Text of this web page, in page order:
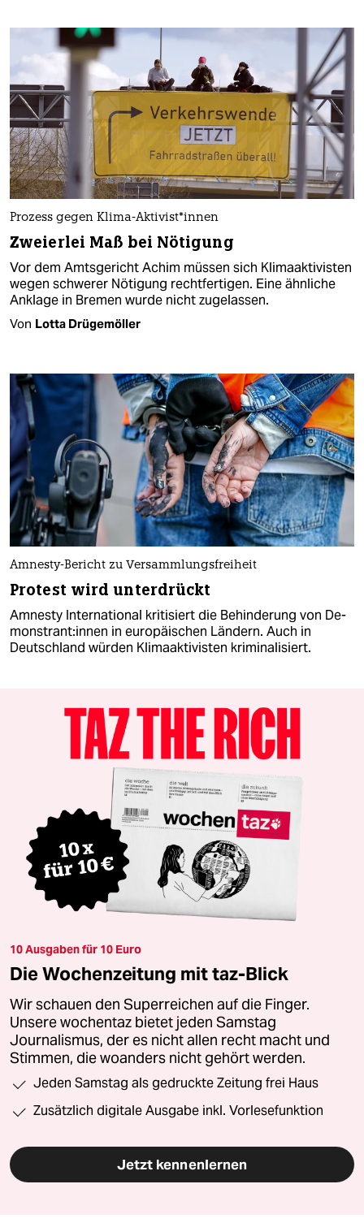
Prozess gegen Klima-Aktivist*innen
Zweierlei Maß bei Nötigung
Vor dem Amtsgericht Achim müssen sich Klimaaktivisten
wegen schwerer Nötigung rechtfertigen. Eine ähnliche
Anklage in Bremen wurde nicht zugelassen.
Von Lotta Drügemöller
Amnesty-Bericht zu Versammlungsfreiheit
Protest wird unterdrückt
Amnesty International kritisiert die Behinderung von De­
mons­tran­t:in­nen in europäischen Ländern. Auch in
Deutschland würden Klimaaktivisten kriminalisiert.
10 Ausgaben für 10 Euro
Die Wochenzeitung mit taz-Blick
Wir schauen den Superreichen auf die Finger.
Unsere wochentaz bietet jeden Samstag
Journalismus, der es nicht allen recht macht und
Stimmen, die woanders nicht gehört werden.
Jeden Samstag als gedruckte Zeitung frei Haus
Zusätzlich digitale Ausgabe inkl. Vorlesefunktion
Jetzt kennenlernen